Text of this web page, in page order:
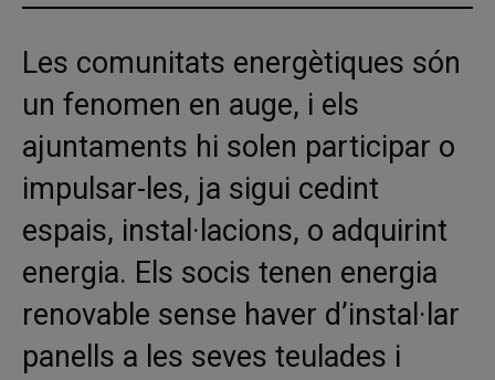
Les comunitats energètiques són
un fenomen en auge, i els
ajuntaments hi solen participar o
impulsar-les, ja sigui cedint
espais, instal·lacions, o adquirint
energia. Els socis tenen energia
renovable sense haver d’instal·lar
panells a les seves teulades i